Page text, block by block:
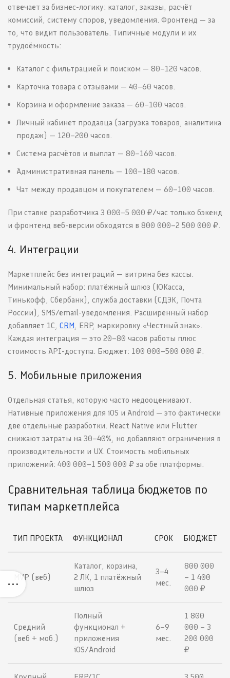
отвечает за бизнес-логику: каталог, заказы, расчёт
комиссий, систему споров, уведомления. Фронтенд — за
то, что видит пользователь. Типичные модули и их
трудоёмкость:
Каталог с фильтрацией и поиском — 80–120 часов.
Карточка товара с отзывами — 40–60 часов.
Корзина и оформление заказа — 60–100 часов.
Личный кабинет продавца (загрузка товаров, аналитика
продаж) — 120–200 часов.
Система расчётов и выплат — 80–160 часов.
Административная панель — 100–180 часов.
Чат между продавцом и покупателем — 60–100 часов.
При ставке разработчика 3 000–5 000 ₽/час только бэкенд
и фронтенд веб-версии обходятся в 800 000–2 500 000 ₽.
4. Интеграции
Маркетплейс без интеграций — витрина без кассы.
Минимальный набор: платёжный шлюз (ЮКасса,
Тинькофф, Сбербанк), служба доставки (СДЭК, Почта
России), SMS/email-уведомления. Расширенный набор
добавляет 1С, CRM, ERP, маркировку «Честный знак».
Каждая интеграция — это 20–80 часов работы плюс
стоимость API-доступа. Бюджет: 100 000–500 000 ₽.
5. Мобильные приложения
Отдельная статья, которую часто недооценивают.
Нативные приложения для iOS и Android — это фактически
две отдельные разработки. React Native или Flutter
снижают затраты на 30–40%, но добавляют ограничения в
производительности и UX. Стоимость мобильных
приложений: 400 000–1 500 000 ₽ за обе платформы.
Сравнительная таблица бюджетов по
типам маркетплейса
ТИП ПРОЕКТА ФУНКЦИОНАЛ СРОК БЮДЖЕТ
MVP (веб)
Каталог, корзина,
2 ЛК, 1 платёжный
шлюз
3–4
мес.
800 000
– 1 400
000 ₽
Средний
(веб + моб.)
Полный
функционал +
приложения
iOS/Android
6–9
мес.
1 800
000 – 3
200 000
₽